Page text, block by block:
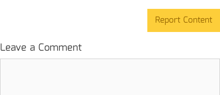
Report Content
Leave a Comment